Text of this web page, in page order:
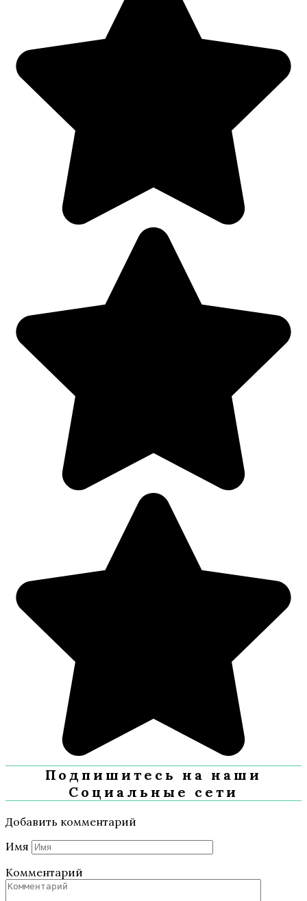
Подпишитесь на наши
Социальные сети
Добавить комментарий
Имя
Комментарий